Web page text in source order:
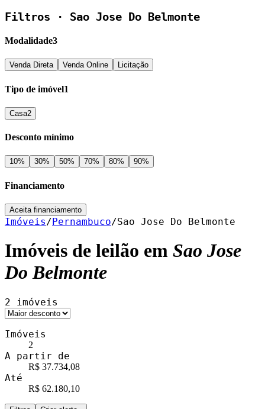
Filtros · Sao Jose Do Belmonte
Modalidade3
Venda Direta Venda Online Licitação
Tipo de imóvel1
Casa2
Desconto mínimo
10% 30% 50% 70% 80% 90%
Financiamento
Aceita financiamento
Imóveis/Pernambuco/Sao Jose Do Belmonte
Imóveis de leilão em Sao Jose
Do Belmonte
2 imóveis
Imóveis
2
A partir de
R$ 37.734,08
Até
R$ 62.180,10